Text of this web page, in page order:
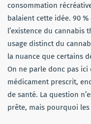
consommation
balaient cette idée. 90
l’existence du cannabis
usage distinct du
la nuance que certains
On ne parle donc pas ici
médicament prescrit,
de santé. La question
prête, mais pourquoi